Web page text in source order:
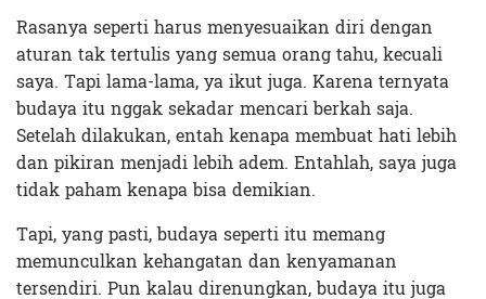
Rasanya seperti harus menyesuaikan diri dengan
aturan tak tertulis yang semua orang tahu, kecuali
saya. Tapi lama-lama, ya ikut juga. Karena ternyata
budaya itu nggak sekadar mencari berkah saja.
Setelah dilakukan, entah kenapa membuat hati lebih
dan pikiran menjadi lebih adem. Entahlah, saya juga
tidak paham kenapa bisa demikian.
Tapi, yang pasti, budaya seperti itu memang
memunculkan kehangatan dan kenyamanan
tersendiri. Pun kalau direnungkan, budaya itu juga